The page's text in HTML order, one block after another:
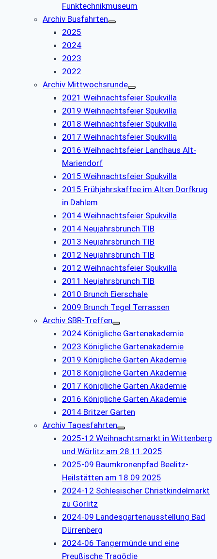
Funktechnikmuseum
Archiv Busfahrten
2025
2024
2023
2022
Archiv Mittwochsrunde
2021 Weihnachtsfeier Spukvilla
2019 Weihnachtsfeier Spukvilla
2018 Weihnachtsfeier Spukvilla
2017 Weihnachtsfeier Spukvilla
2016 Weihnachtsfeier Landhaus Alt-
Mariendorf
2015 Weihnachtsfeier Spukvilla
2015 Frühjahrskaffee im Alten Dorfkrug
in Dahlem
2014 Weihnachtsfeier Spukvilla
2014 Neujahrsbrunch TIB
2013 Neujahrsbrunch TIB
2012 Neujahrsbrunch TIB
2012 Weihnachtsfeier Spukvilla
2011 Neujahrsbrunch TIB
2010 Brunch Eierschale
2009 Brunch Tegel Terrassen
Archiv SBR-Treffen
2024 Königliche Gartenakademie
2023 Königliche Gartenakademie
2019 Königliche Garten Akademie
2018 Königliche Garten Akademie
2017 Königliche Garten Akademie
2016 Königliche Garten Akademie
2014 Britzer Garten
Archiv Tagesfahrten
2025-12 Weihnachtsmarkt in Wittenberg
und Wörlitz am 28.11.2025
2025-09 Baumkronenpfad Beelitz-
Heilstätten am 18.09.2025
2024-12 Schlesischer Christkindelmarkt
zu Görlitz
2024-09 Landesgartenausstellung Bad
Dürrenberg
2024-06 Tangermünde und eine
Preußische Tragödie